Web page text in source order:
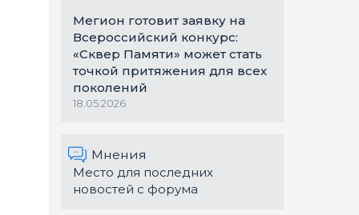
Мегион готовит заявку на
Всероссийский конкурс:
«Сквер Памяти» может стать
точкой притяжения для всех
поколений
18.05.2026
Мнения
Место для последних
новостей с форума